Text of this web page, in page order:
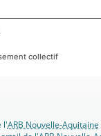
collectif
l'ARB Nouvelle-Aquitaine